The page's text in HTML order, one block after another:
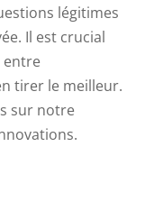
légitimes
Il est crucial
entre
tirer le meilleur.
sur notre